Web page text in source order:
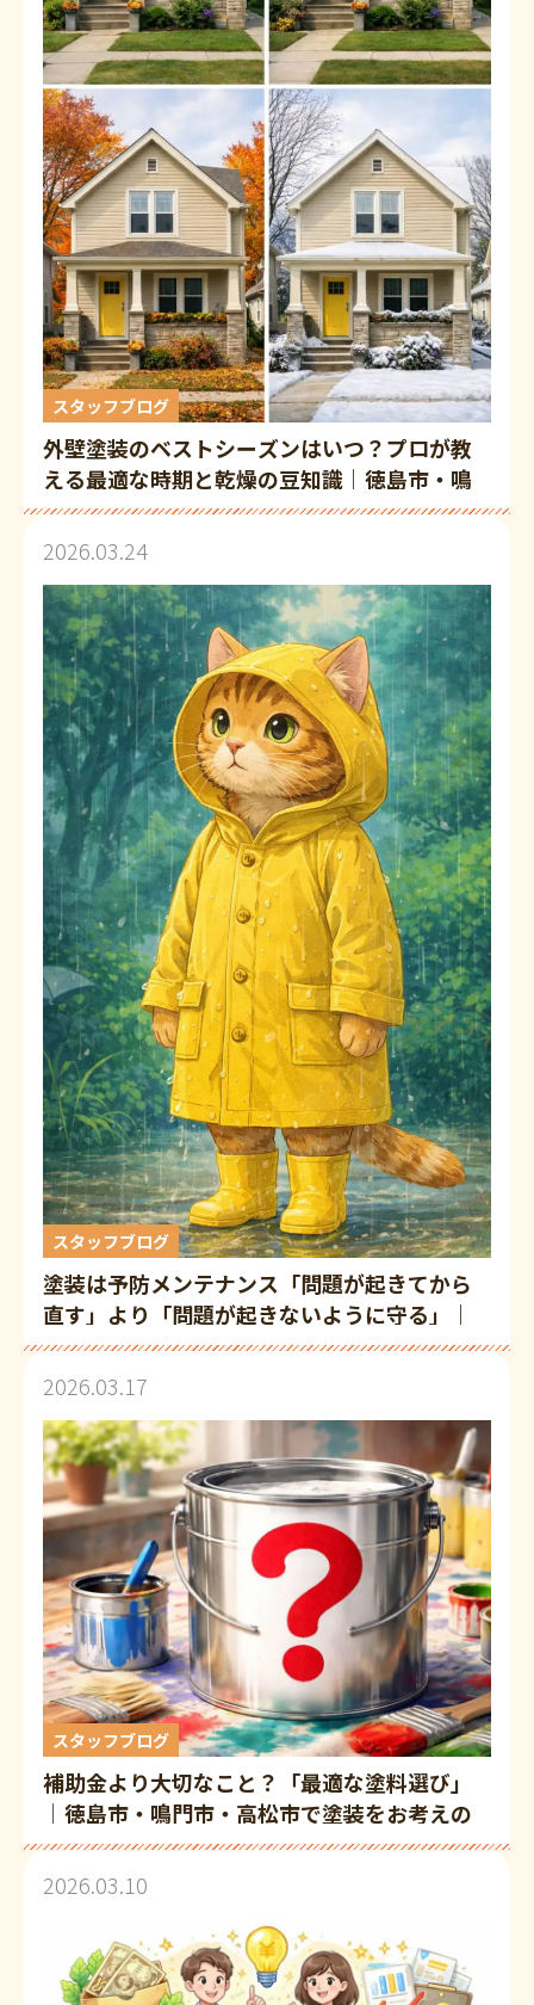
スタッフブログ
外壁塗装のベストシーズンはいつ？プロが教
える最適な時期と乾燥の豆知識｜徳島市・鳴
門市・高松市
2026.03.24
スタッフブログ
塗装は予防メンテナンス「問題が起きてから
直す」より「問題が起きないように守る」｜
徳島市・鳴門市・高松市
2026.03.17
スタッフブログ
補助金より大切なこと？「最適な塗料選び」
│徳島市・鳴門市・高松市で塗装をお考えの
皆さまへ
2026.03.10